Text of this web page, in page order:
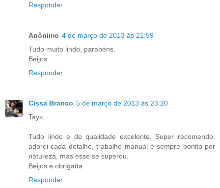
Responder
Anônimo 4 de março de 2013 às 21:59
Tudo muito lindo, parabéns.
Beijos
Responder
Cissa Branco 5 de março de 2013 às 23:20
Tays,
Tudo lindo e de qualidade excelente. Super recomendo,
adorei cada detalhe, trabalho manual é sempre bonito por
natureza, mas esse se superou.
Beijos e obrigada
Responder